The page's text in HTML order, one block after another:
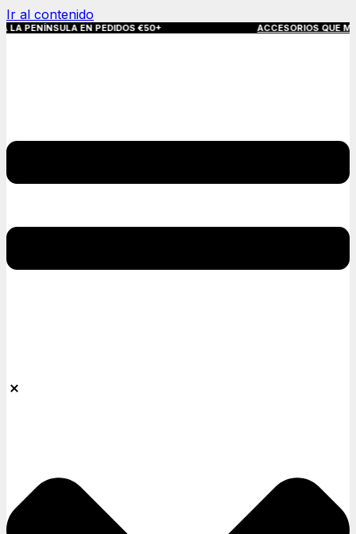
Ir al contenido
EN PEDIDOS €50+ ACCESORIOS QUE MARCAN LA